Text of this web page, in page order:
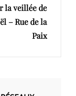
la veillée de
– Rue de la
Paix